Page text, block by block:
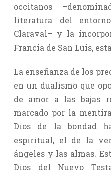
occitanos
literatura del
Claraval– y la
Francia de San Luis,
La enseñanza de los
en un dualismo que
de amor a las bajas
marcado por la
Dios de la bondad
espiritual, el de la
ángeles y las almas.
Dios del Nuevo